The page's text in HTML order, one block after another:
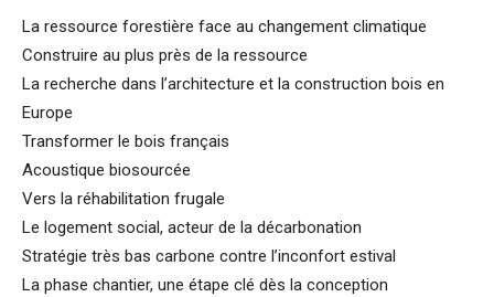
La ressource forestière face au changement climatique
Construire au plus près de la ressource
La recherche dans l’architecture et la construction bois en
Europe
Transformer le bois français
Acoustique biosourcée
Vers la réhabilitation frugale
Le logement social, acteur de la décarbonation
Stratégie très bas carbone contre l’inconfort estival
La phase chantier, une étape clé dès la conception